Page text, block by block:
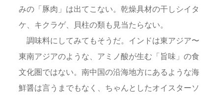
みの「豚肉」は出てこない。乾燥具材の干しシイタ
ケ、キクラゲ、貝柱の類も見当たらない。
調味料にしてみてもそうだ。インドは東アジア〜
東南アジアのような、アミノ酸が生む「旨味」の食
文化圏ではない。南中国の沿海地方にあるような海
鮮醤は言うまでもなく、ちゃんとしたオイスターソ